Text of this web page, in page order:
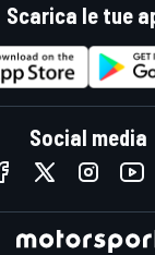
Scarica le tue
Social media